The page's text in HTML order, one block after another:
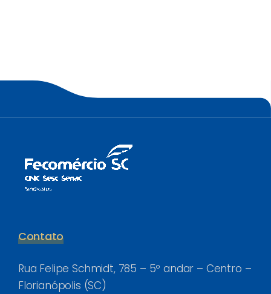
Contato
Rua Felipe Schmidt, 785 – 5º andar – Centro –
Florianópolis (SC)